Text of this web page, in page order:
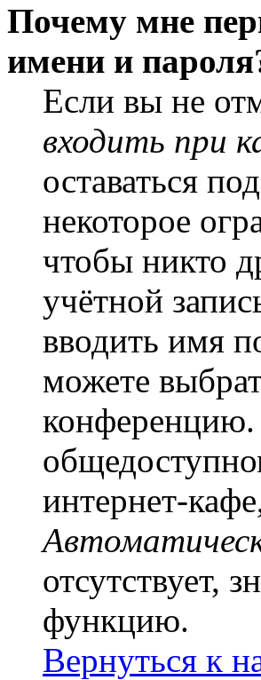
Почему мне
имени и
Если вы не
входить при
оставаться
некоторое
чтобы никто
учётной
вводить имя
можете
конференцию.
интернет-
отсутствует,
функцию.
Вернуться к